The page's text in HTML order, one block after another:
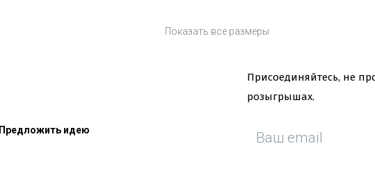
Показать все размеры
Предложить идею
Получайте
Присоединяйтесь, не
розыгрышах.